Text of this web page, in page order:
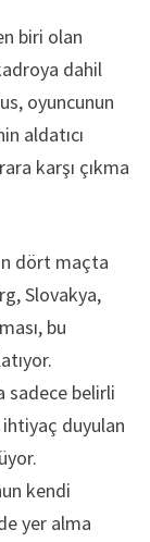
biri olan
dahil
oyuncunun
aldatıcı
karşı çıkma
dört maçta
Slovakya,
bu
sadece belirli
duyulan
kendi
yer alma